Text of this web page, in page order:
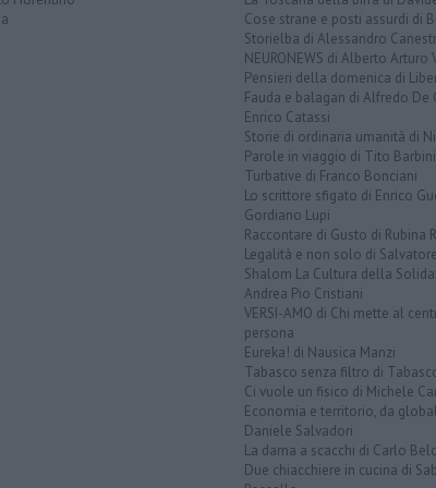
Cose strane e posti assurdi di
Storielba di Alessandro
NEURONEWS di Alberto Arturo
Pensieri della domenica di
Fauda e balagan di Alfredo De
Enrico Catassi
Storie di ordinaria umanità di
Parole in viaggio di Tito Barbini
Turbative di Franco Bonciani
Lo scrittore sfigato di Enrico
Gordiano Lupi
Raccontare di Gusto di Rubina
Legalità e non solo di
Shalom La Cultura della
Andrea Pio Cristiani
VERSI-AMO di Chi mette al
persona
Eureka! di Nausica Manzi
Tabasco senza filtro di
Ci vuole un fisico di Michele
Economia e territorio, da
Daniele Salvadori
La dama a scacchi di Carlo
Due chiacchiere in cucina di